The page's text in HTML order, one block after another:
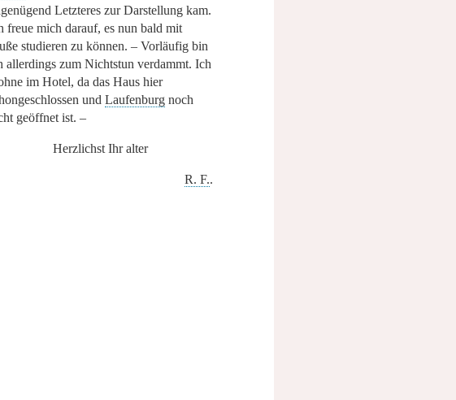
Letzteres zur Darstellung kam.
freue mich darauf, es nun bald mit
studieren zu können. – Vorläufig bin
allerdings zum Nichtstun verdammt. Ich
im Hotel, da das Haus hier
und Laufenburg noch
geöffnet ist. –
Herzlichst Ihr alter
R. F..